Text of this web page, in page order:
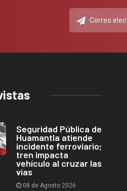
Seguridad Pública de
Huamantla atiende
incidente ferroviario;
tren impacta
vehículo al cruzar las
vías
08 de Agosto 2026